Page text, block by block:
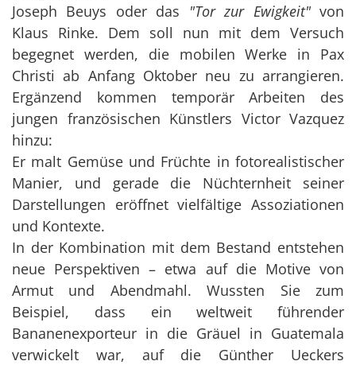
Joseph Beuys oder das "Tor zur Ewigkeit"von
Klaus Rinke. Dem soll nun mit dem Versuch
begegnet werden, die mobilen Werke in Pax
Christi ab Anfang Oktober neu zu arrangieren.
Ergänzend kommen temporär Arbeiten des
jungen französischen Künstlers Victor Vazquez
hinzu:
Er malt Gemüse und Früchte in fotorealistischer
Manier, und gerade die Nüchternheit seiner
Darstellungen eröffnet vielfältige Assoziationen
und Kontexte.
In der Kombination mit dem Bestand entstehen
neue Perspektiven – etwa auf die Motive von
Armut und Abendmahl. Wussten Sie zum
Beispiel, dass ein weltweit führender
Bananenexporteur in die Gräuel in Guatemala
verwickelt war, auf die Günther Ueckers